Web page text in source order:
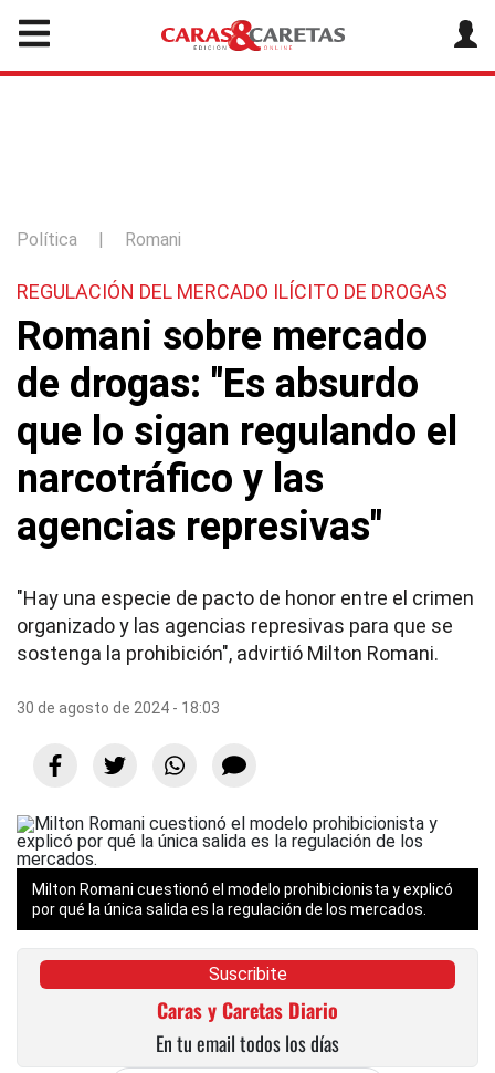
Política | Romani
REGULACIÓN DEL MERCADO ILÍCITO DE DROGAS
Romani sobre mercado
de drogas: "Es absurdo
que lo sigan regulando el
narcotráfico y las
agencias represivas"
"Hay una especie de pacto de honor entre el crimen
organizado y las agencias represivas para que se
sostenga la prohibición", advirtió Milton Romani.
30 de agosto de 2024 - 18:03
Milton Romani cuestionó el modelo prohibicionista y explicó
por qué la única salida es la regulación de los mercados.
Suscribite
Caras y Caretas Diario
En tu email todos los días